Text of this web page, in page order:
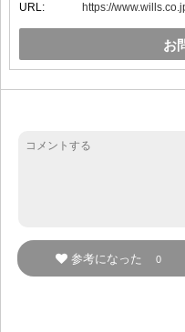
URL:
https://
お
参考になった 0